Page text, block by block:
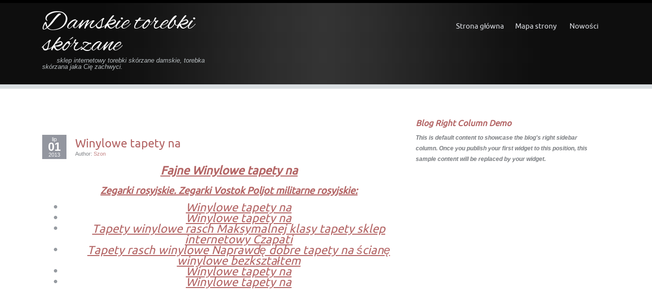
Damskie torebki
skórzane
sklep internetowy torebki skórzane damskie, torebka
skórzana jaka Cię zachwyci.
Strona główna Mapa strony Nowości
lip
01
2013
Winylowe tapety na
Author: Szon
Fajne Winylowe tapety na
Zegarki rosyjskie. Zegarki Vostok Poljot militarne rosyjskie:
Winylowe tapety na
Winylowe tapety na
Tapety winylowe rasch Maksymalnej klasy tapety sklep
internetowy Czapati
Tapety rasch winylowe Naprawdę dobre tapety na ścianę
winylowe bezkształtem
Winylowe tapety na
Winylowe tapety na
Blog Right Column Demo
This is default content to showcase the blog's right sidebar
column. Once you publish your first widget to this position, this
sample content will be replaced by your widget.